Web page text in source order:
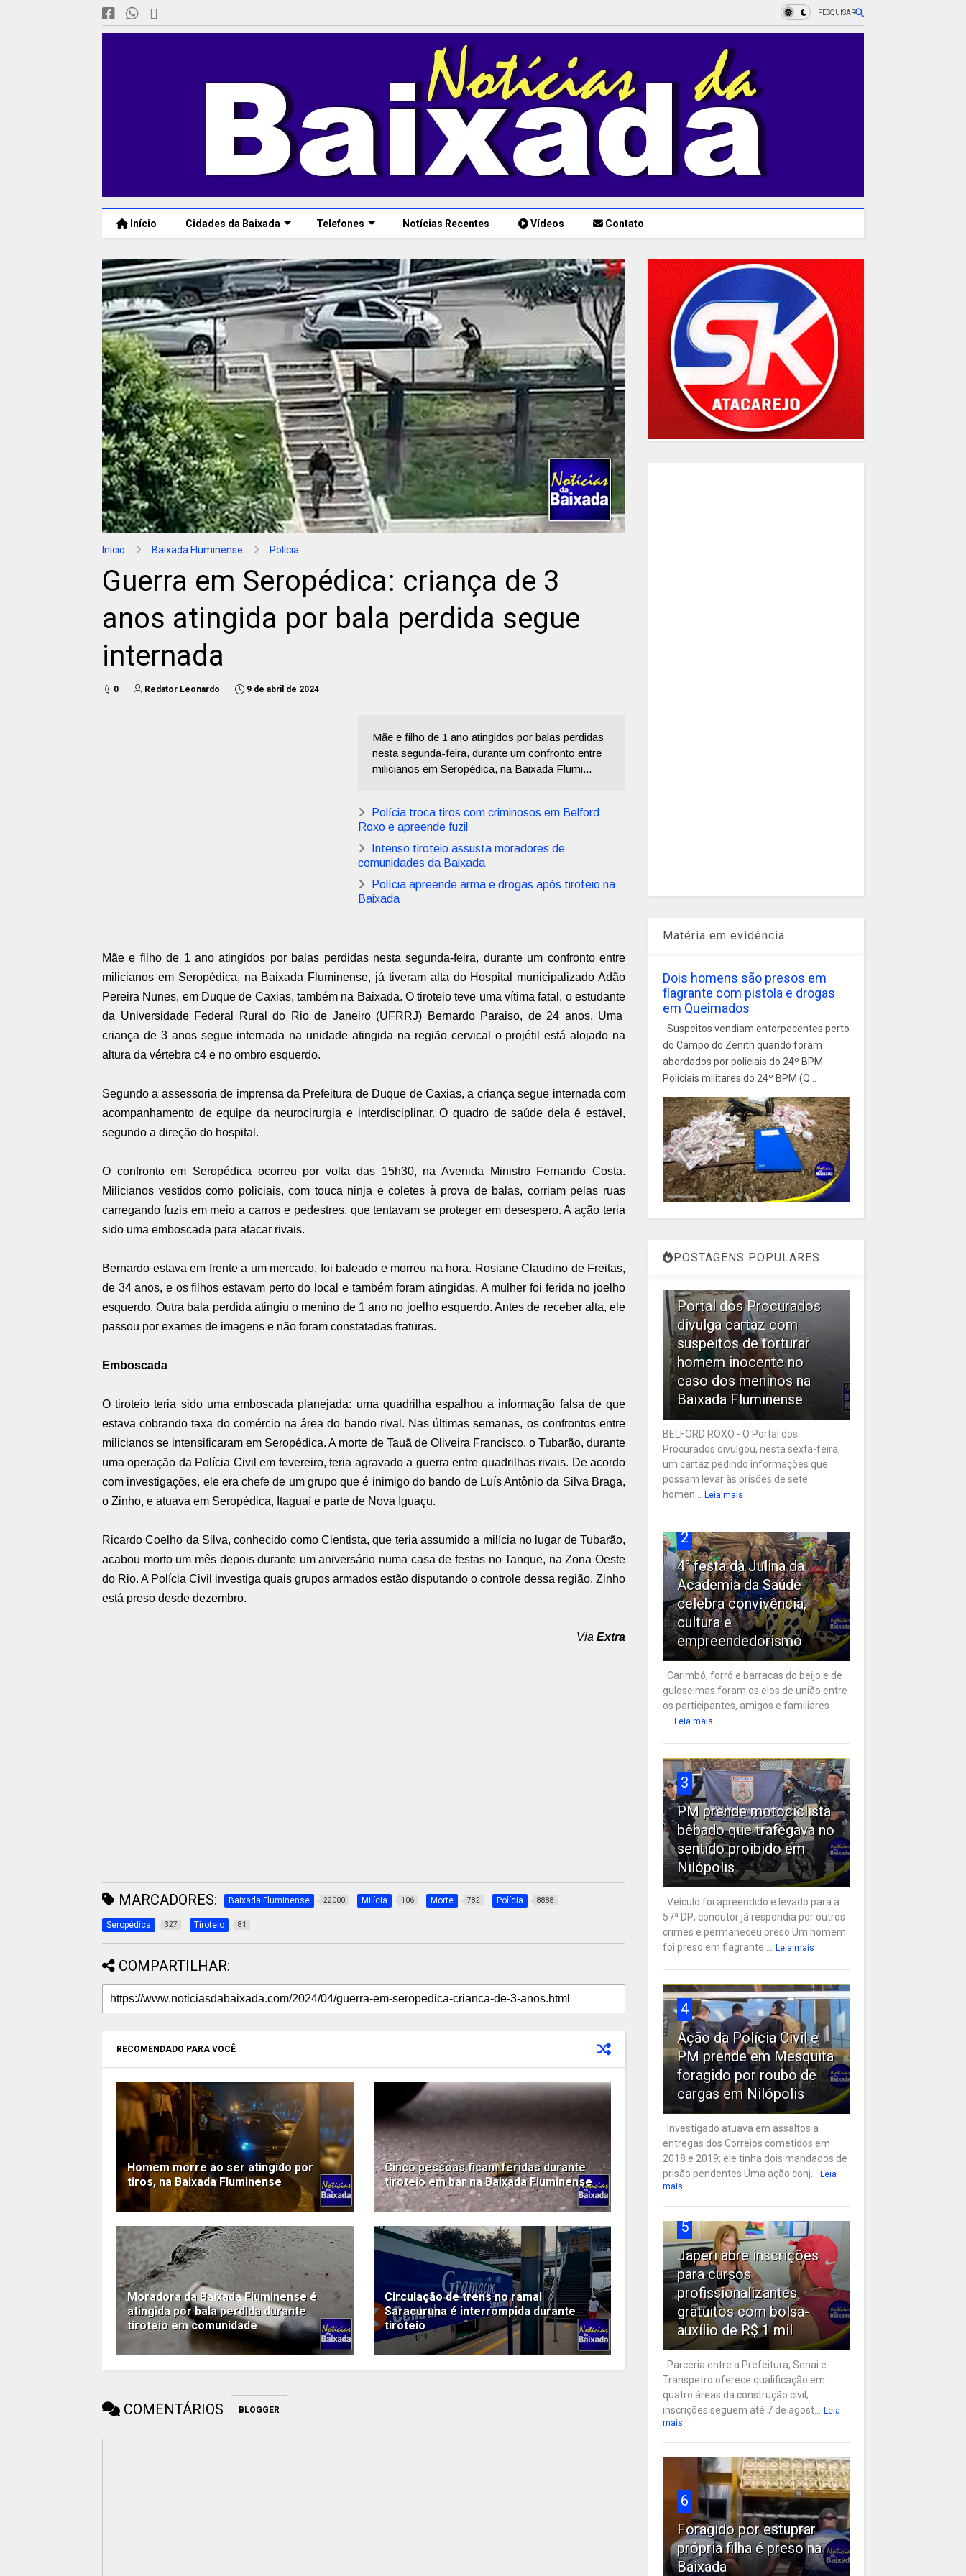
PESQUISAR
Início Cidades da Baixada Telefones Notícias Recentes Vídeos Contato
Início Baixada Fluminense Polícia
Guerra em Seropédica: criança de 3
anos atingida por bala perdida segue
internada
0 Redator Leonardo 9 de abril de 2024
Mãe e filho de 1 ano atingidos por balas perdidas
nesta segunda-feira, durante um confronto entre
milicianos em Seropédica, na Baixada Flumi...
Polícia troca tiros com criminosos em Belford
Roxo e apreende fuzil
Intenso tiroteio assusta moradores de
comunidades da Baixada
Polícia apreende arma e drogas após tiroteio na
Baixada
Mãe e filho de 1 ano atingidos por balas perdidas nesta segunda-feira, durante um confronto entre
milicianos em Seropédica, na Baixada Fluminense, já tiveram alta do Hospital municipalizado Adão
Pereira Nunes, em Duque de Caxias, também na Baixada. O tiroteioteve uma vítima fatal, o estudante
da Universidade Federal Rural do Rio de Janeiro (UFRRJ) Bernardo Paraiso, de 24 anos. Uma
criança de 3 anos segue internada na unidade atingida na região cervical o projétil está alojado na
altura da vértebra c4 e no ombro esquerdo.
Segundo a assessoria de imprensa da Prefeitura de Duque de Caxias, a criança segue internada com
acompanhamento de equipe da neurocirurgia e interdisciplinar. O quadro de saúde dela é estável,
segundo a direção do hospital.
O confronto em Seropédica ocorreu por volta das 15h30, na Avenida Ministro Fernando Costa.
Milicianos vestidos como policiais, com touca ninja e coletes à prova de balas, corriam pelas ruas
carregando fuzis em meio a carros e pedestres, que tentavam se proteger em desespero. A ação teria
sido uma emboscada para atacar rivais.
Bernardo estava em frente a um mercado, foi baleado e morreu na hora. Rosiane Claudino de Freitas,
de 34 anos, e os filhos estavam perto do local e também foram atingidas. A mulher foi ferida no joelho
esquerdo. Outra bala perdida atingiu o menino de 1 ano no joelho esquerdo. Antes de receber alta, ele
passou por exames de imagens e não foram constatadas fraturas.
Emboscada
O tiroteio teria sido uma emboscada planejada: uma quadrilha espalhou a informação falsa de que
estava cobrando taxa do comércio na área do bando rival. Nas últimas semanas, os confrontos entre
milicianos se intensificaram em Seropédica. A morte de Tauã de Oliveira Francisco, o Tubarão, durante
uma operação da Polícia Civil em fevereiro, teria agravado a guerra entre quadrilhas rivais. De acordo
com investigações, ele era chefe de um grupo que é inimigo do bando de Luís Antônio da Silva Braga,
o Zinho, e atuava em Seropédica, Itaguaí e parte de Nova Iguaçu.
Ricardo Coelho da Silva, conhecido como Cientista, que teria assumido a milícia no lugar de Tubarão,
acabou morto um mês depois durante um aniversário numa casa de festas no Tanque, na Zona Oeste
do Rio. A Polícia Civil investiga quais grupos armados estão disputando o controle dessa região. Zinho
está preso desde dezembro.
Via Extra
MARCADORES: Baixada Fluminense 22000 Milícia 106 Morte 782 Polícia 8888
Seropédica 327 Tiroteio 81
COMPARTILHAR:
RECOMENDADO PARA VOCÊ
Homem morre ao ser atingido por
tiros, na Baixada Fluminense
Cinco pessoas ficam feridas durante
tiroteio em bar na Baixada Fluminense
Moradora da Baixada Fluminense é
atingida por bala perdida durante
tiroteio em comunidade
Circulação de trens no ramal
Saracuruna é interrompida durante
tiroteio
COMENTÁRIOS BLOGGER
Matéria em evidência
Dois homens são presos em
flagrante com pistola e drogas
em Queimados
Suspeitos vendiam entorpecentes perto
do Campo do Zenith quando foram
abordados por policiais do 24º BPM
Policiais militares do 24º BPM (Q...
POSTAGENS POPULARES
Portal dos Procurados
divulga cartaz com
suspeitos de torturar
homem inocente no
caso dos meninos na
Baixada Fluminense
BELFORD ROXO - O Portal dos
Procurados divulgou, nesta sexta-feira,
um cartaz pedindo informações que
possam levar às prisões de sete
homen... Leia mais
2
4° festa da Julina da
Academia da Saúde
celebra convivência,
cultura e
empreendedorismo
Carimbó, forró e barracas do beijo e de
guloseimas foram os elos de união entre
os participantes, amigos e familiares
... Leia mais
3
PM prende motociclista
bêbado que trafegava no
sentido proibido em
Nilópolis
Veículo foi apreendido e levado para a
57ª DP; condutor já respondia por outros
crimes e permaneceu preso Um homem
foi preso em flagrante ... Leia mais
4
Ação da Polícia Civil e
PM prende em Mesquita
foragido por roubo de
cargas em Nilópolis
Investigado atuava em assaltos a
entregas dos Correios cometidos em
2018 e 2019; ele tinha dois mandados de
prisão pendentes Uma ação conj... Leia
mais
5
Japeri abre inscrições
para cursos
profissionalizantes
gratuitos com bolsa-
auxílio de R$ 1 mil
Parceria entre a Prefeitura, Senai e
Transpetro oferece qualificação em
quatro áreas da construção civil;
inscrições seguem até 7 de agost... Leia
mais
6
Foragido por estuprar
própria filha é preso na
Baixada